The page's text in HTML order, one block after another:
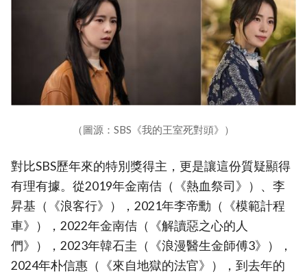
（圖源：SBS《我的王室死對頭》）
對比SBS歷年來的特別獎得主，更是讓這份質疑顯得
有理有據。從2019年金南佶（《熱血祭司》）、李
昇基（《浪客行》），2021年李帝勳（《模範計程
車》），2022年金南佶（《解讀惡之心的人
們》），2023年韓石圭（《浪漫醫生金師傅3》），
2024年朴信惠（《來自地獄的法官》），到去年的